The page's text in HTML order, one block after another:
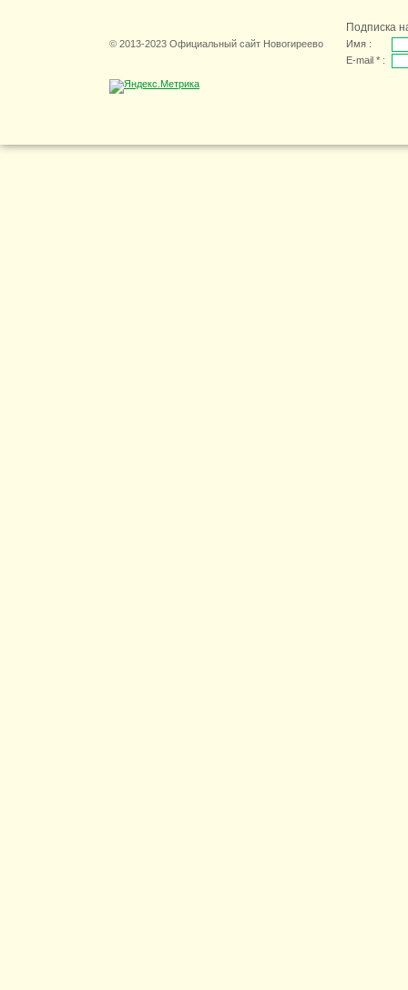
© 2013-2023 Официальный сайт Новогиреево
Подписка
Имя :
E-mail * :